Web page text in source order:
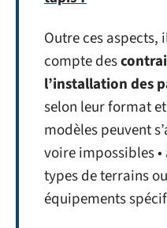
Outre ces
compte des
l’installation des
selon leur format
modèles peuvent
voire impossibles
types de terrains
équipements